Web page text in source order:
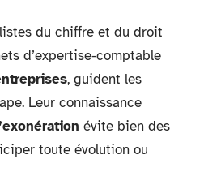
du chiffre et du droit
d’expertise-comptable
, guident les
Leur connaissance
évite bien des
toute évolution ou